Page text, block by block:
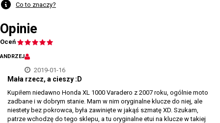
Co to znaczy?
Opinie
Oceń
ANDRZEJ
2019-01-16
Mała rzecz, a cieszy :D
Kupiłem niedawno Honda XL 1000 Varadero z 2007 roku, ogólnie moto
zadbane i w dobrym stanie. Mam w nim oryginalne klucze do niej, ale
niestety bez pokrowca, była zawinięte w jakąś szmatę XD. Szukam,
patrze wchodzę do tego sklepu, a tu oryginalne etui na klucze w takiej